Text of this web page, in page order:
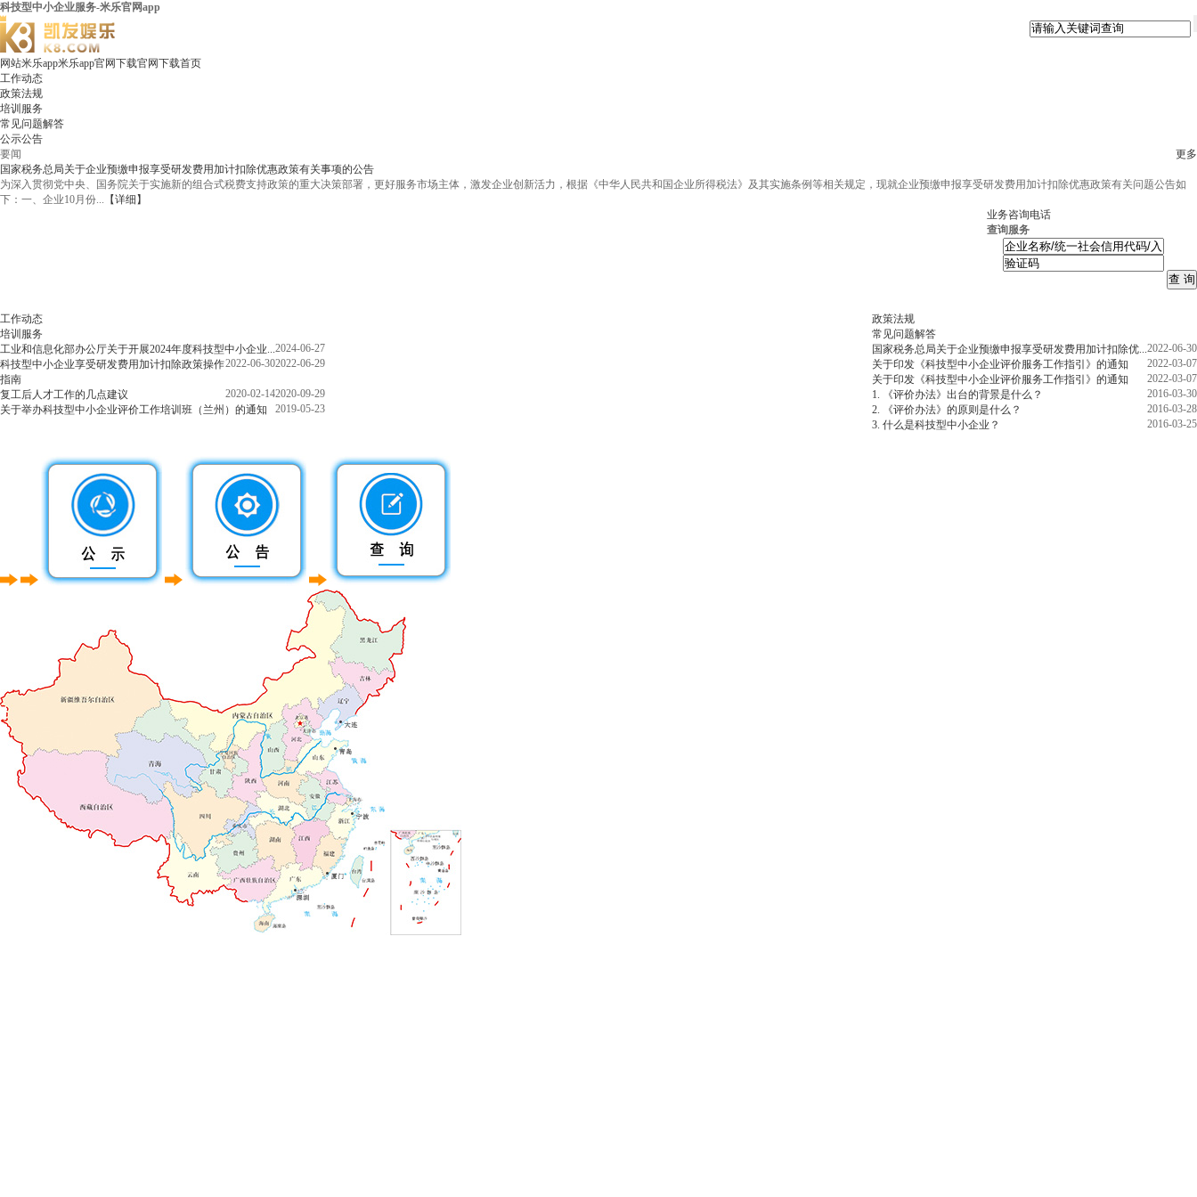
科技型中小企业服务-米乐官网app
网站米乐app米乐app官网下载官网下载首页
工作动态
政策法规
培训服务
常见问题解答
公示公告
更多
要闻
国家税务总局关于企业预缴申报享受研发费用加计扣除优惠政策有关事项的公告
为深入贯彻党中央、国务院关于实施新的组合式税费支持政策的重大决策部署，更好服务市场主体，激发企业创新活力，根据《中华人民共和国企业所得税法》及其实施条例等相关规定，现就企业预缴申报享受研发费用加计扣除优惠政策有关问题公告如
下：一、企业10月份... 【详细】
业务咨询电话
查询服务
工作动态
培训服务
2024-06-27
工业和信息化部办公厅关于开展2024年度科技型中小企业...
2022-06-29
2022-06-30
科技型中小企业享受研发费用加计扣除政策操作
指南
2020-09-29
2020-02-14
复工后人才工作的几点建议
2019-05-23
关于举办科技型中小企业评价工作培训班（兰州）的通知
政策法规
常见问题解答
2022-06-30
国家税务总局关于企业预缴申报享受研发费用加计扣除优...
2022-03-07
关于印发《科技型中小企业评价服务工作指引》的通知
2022-03-07
关于印发《科技型中小企业评价服务工作指引》的通知
2016-03-30
1. 《评价办法》出台的背景是什么？
2016-03-28
2. 《评价办法》的原则是什么？
2016-03-25
3. 什么是科技型中小企业？